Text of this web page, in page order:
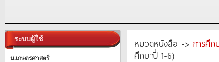
ระบบผู้ใช้
ม.เกษตรศาสตร์
หมวดหนังสือ -> การศึก
ศึกษาปี่ 1-6)